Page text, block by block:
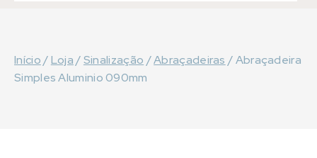
Início/Loja /Sinalização /Abraçadeiras /Abraçadeira
Simples Aluminio 090mm